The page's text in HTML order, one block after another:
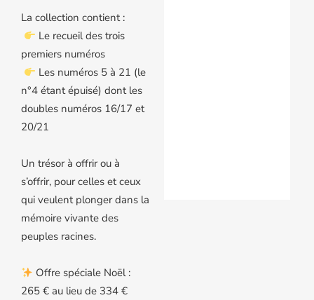
La collection contient :
Le recueil des trois
premiers numéros
Les numéros 5 à 21 (le
n°4 étant épuisé) dont les
doubles numéros 16/17 et
20/21
Un trésor à offrir ou à
s’offrir, pour celles et ceux
qui veulent plonger dans la
mémoire vivante des
peuples racines.
Offre spéciale Noël :
265 € au lieu de 334 €